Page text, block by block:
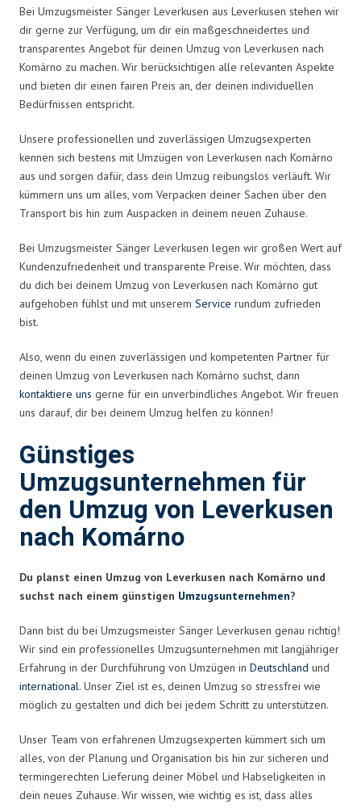
Bei Umzugsmeister Sänger Leverkusen aus Leverkusen stehen wir
dir gerne zur Verfügung, um dir ein maßgeschneidertes und
transparentes Angebot für deinen Umzug von Leverkusen nach
Komárno zu machen. Wir berücksichtigen alle relevanten Aspekte
und bieten dir einen fairen Preis an, der deinen individuellen
Bedürfnissen entspricht.
Unsere professionellen und zuverlässigen Umzugsexperten
kennen sich bestens mit Umzügen von Leverkusen nach Komárno
aus und sorgen dafür, dass dein Umzug reibungslos verläuft. Wir
kümmern uns um alles, vom Verpacken deiner Sachen über den
Transport bis hin zum Auspacken in deinem neuen Zuhause.
Bei Umzugsmeister Sänger Leverkusen legen wir großen Wert auf
Kundenzufriedenheit und transparente Preise. Wir möchten, dass
du dich bei deinem Umzug von Leverkusen nach Komárno gut
aufgehoben fühlst und mit unserem Service rundum zufrieden
bist.
Also, wenn du einen zuverlässigen und kompetenten Partner für
deinen Umzug von Leverkusen nach Komárno suchst, dann
kontaktiere uns gerne für ein unverbindliches Angebot. Wir freuen
uns darauf, dir bei deinem Umzug helfen zu können!
Günstiges
Umzugsunternehmen für
den Umzug von Leverkusen
nach Komárno
Du planst einen Umzug von Leverkusen nach Komárno und
suchst nach einem günstigen Umzugsunternehmen?
Dann bist du bei Umzugsmeister Sänger Leverkusen genau richtig!
Wir sind ein professionelles Umzugsunternehmen mit langjähriger
Erfahrung in der Durchführung von Umzügen in Deutschland und
international. Unser Ziel ist es, deinen Umzug so stressfrei wie
möglich zu gestalten und dich bei jedem Schritt zu unterstützen.
Unser Team von erfahrenen Umzugsexperten kümmert sich um
alles, von der Planung und Organisation bis hin zur sicheren und
termingerechten Lieferung deiner Möbel und Habseligkeiten in
dein neues Zuhause. Wir wissen, wie wichtig es ist, dass alles